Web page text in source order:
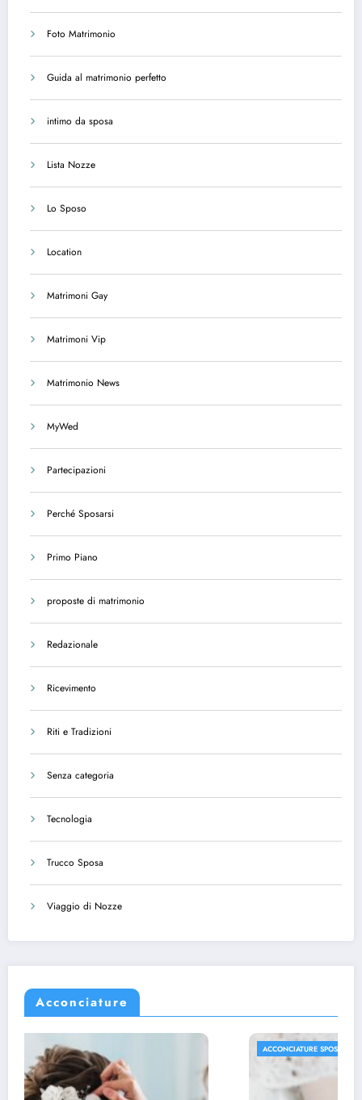
Foto Matrimonio
Guida al matrimonio perfetto
intimo da sposa
Lista Nozze
Lo Sposo
Location
Matrimoni Gay
Matrimoni Vip
Matrimonio News
MyWed
Partecipazioni
Perché Sposarsi
Primo Piano
proposte di matrimonio
Redazionale
Ricevimento
Riti e Tradizioni
Senza categoria
Tecnologia
Trucco Sposa
Viaggio di Nozze
Acconciature
ACCONCIATURE SPOSA